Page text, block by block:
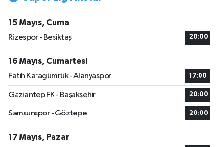
15 Mayıs, Cuma
Rizespor - Beşiktaş
20:00
16 Mayıs, Cumartesi
Fatih Karagümrük - Alanyaspor
17:00
Gaziantep FK - Başakşehir 20:00
Samsunspor - Göztepe 20:00
17 Mayıs, Pazar